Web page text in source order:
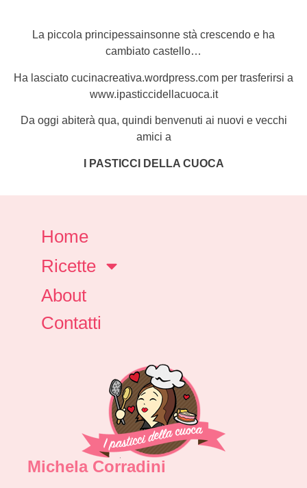
La piccola principessainsonne stà crescendo e ha
cambiato castello…
Ha lasciato cucinacreativa.wordpress.com per trasferirsi a
www.ipasticcidellacuoca.it
Da oggi abiterà qua, quindi benvenuti ai nuovi e vecchi
amici a
I PASTICCI DELLA CUOCA
Home
Ricette
About
Contatti
Michela Corradini